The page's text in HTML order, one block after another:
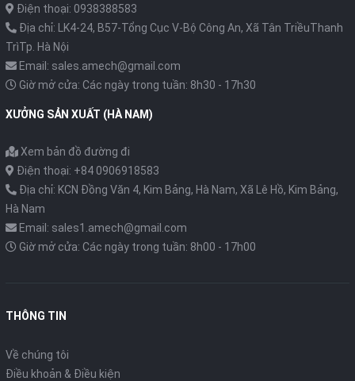
Điện thoại: 0938388583
Địa chỉ: LK4-24, B57-Tổng Cục V-Bộ Công An, Xã Tân TriềuThanh
TrìTp. Hà Nội
Email: sales.amech@gmail.com
Giờ mở cửa: Các ngày trong tuần: 8h30 - 17h30
XƯỞNG SẢN XUẤT (HÀ NAM)
Xem bản đồ đường đi
Điện thoại: +84 0906918583
Địa chỉ: KCN Đồng Văn 4, Kim Bảng, Hà Nam, Xã Lê Hồ, Kim Bảng,
Hà Nam
Email: sales1.amech@gmail.com
Giờ mở cửa: Các ngày trong tuần: 8h00 - 17h00
THÔNG TIN
Về chúng tôi
Điều khoản & Điều kiện